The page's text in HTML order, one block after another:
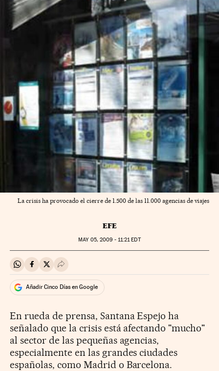
La crisis ha provocado el cierre de 1.500 de las 11.000 agencias de viajes
EFE
MAY05, 2009 - 11:21 EDT
Compartir en Whatsapp
Compartir en Facebook
Compartir en Twitter
Desplegar Redes Sociales
Añadir Cinco Días en Google
En rueda de prensa, Santana Espejo ha
señalado que la crisis está afectando "mucho"
al sector de las pequeñas agencias,
especialmente en las grandes ciudades
españolas, como Madrid o Barcelona.